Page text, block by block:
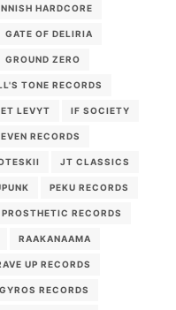
HARDCORE
GATE OF DELIRIA
GROUND ZERO
TONE RECORDS
LEVYT IF SOCIETY
RECORDS
JT CLASSICS
PEKU RECORDS
PROSTHETIC RECORDS
RAAKANAAMA
UP RECORDS
RECORDS